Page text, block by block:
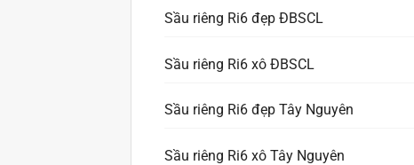
Sầu riêng Ri6 đẹp ĐBSCL
Sầu riêng Ri6 xô ĐBSCL
Sầu riêng Ri6 đẹp Tây Nguyên
Sầu riêng Ri6 xô Tây Nguyên